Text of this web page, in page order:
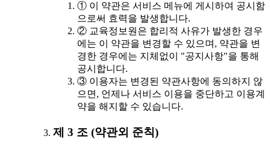
① 이 약관은 서비스 메뉴에 게시하여 공시함
으로써 효력을 발생합니다.
② 교육정보원은 합리적 사유가 발생한 경우
에는 이 약관을 변경할 수 있으며, 약관을 변
경한 경우에는 지체없이 "공지사항"을 통해
공시합니다.
③ 이용자는 변경된 약관사항에 동의하지 않
으면, 언제나 서비스 이용을 중단하고 이용계
약을 해지할 수 있습니다.
제 3 조 (약관외 준칙)